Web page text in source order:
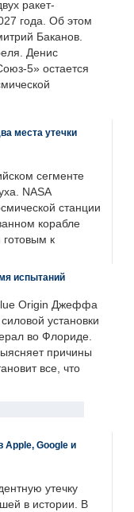
ракет-
года. Об этом
Баканов.
Денис
5» остается
места утечки
сегменте
NASA
станции
корабле
к
испытаний
Origin Джеффа
установки
во Флориде.
причины
все, что
Apple, Google и
утечку
в истории. В